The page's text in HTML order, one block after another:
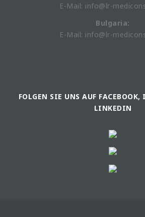
E-Mail: info@lr-
Bulgaria:
E-Mail: info@lr-
FOLGEN SIE UNS AUF
LINKEDIN